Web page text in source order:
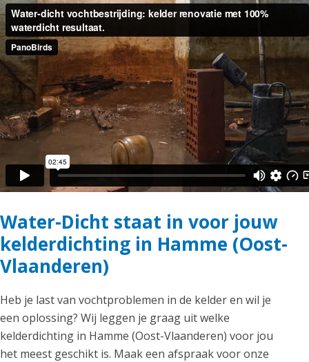
Water-Dicht staat in voor jouw
kelderdichting in Hamme (Oost-
Vlaanderen)
Heb je last van vochtproblemen in de kelder en wil je
een oplossing? Wij leggen je graag uit welke
kelderdichting in Hamme (Oost-Vlaanderen) voor jou
het meest geschikt is. Maak een afspraak voor onze